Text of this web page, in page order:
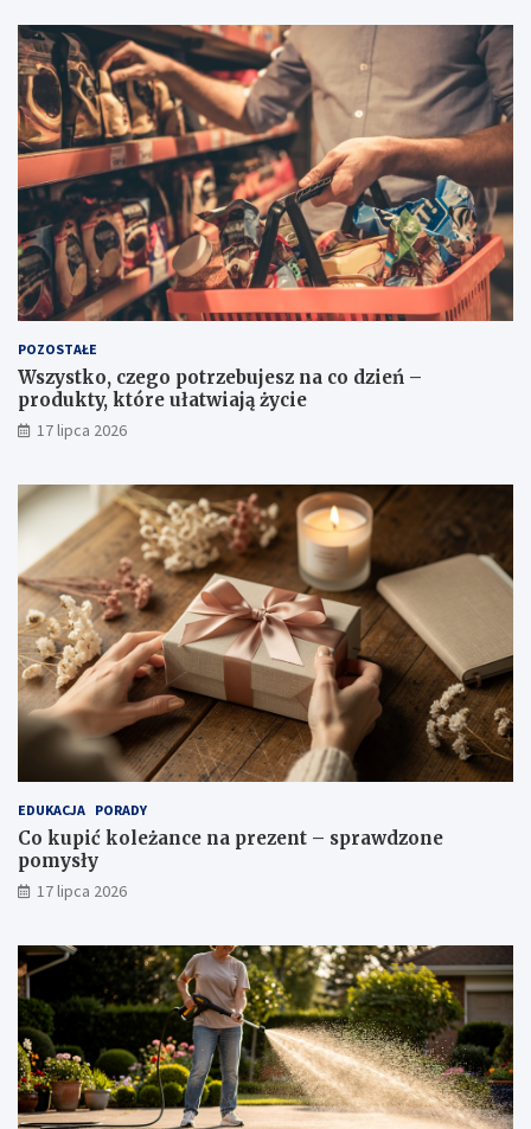
POZOSTAŁE
Wszystko, czego potrzebujesz na co dzień –
produkty, które ułatwiają życie
17 lipca 2026
EDUKACJA PORADY
Co kupić koleżance na prezent – sprawdzone
pomysły
17 lipca 2026